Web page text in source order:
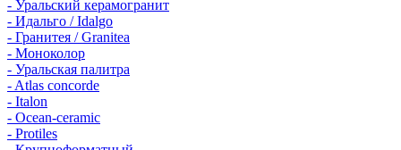
- Уральский керамогранит
- Идальго / Idalgo
- Гранитея / Granitea
- Моноколор
- Уральская палитра
- Atlas concorde
- Italon
- Ocean-ceramic
- Protiles